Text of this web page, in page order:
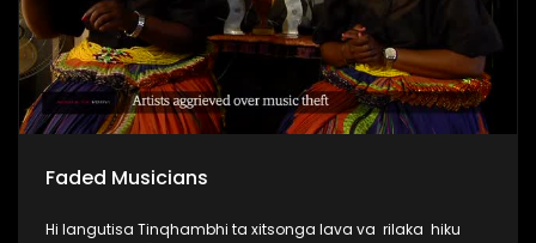
Faded Musicians
Hi langutisa Tinqhambhi ta xitsonga lava va rilaka hiku